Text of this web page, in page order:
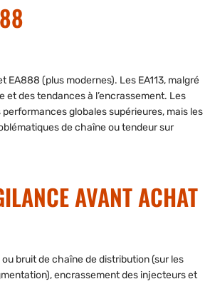
(plus modernes). Les EA113, malgré
et des tendances à l’encrassement. Les
globales supérieures, mais les
de chaîne ou tendeur sur
AVANT ACHAT
bruit de chaîne de distribution (sur les
encrassement des injecteurs et